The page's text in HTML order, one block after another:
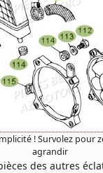
! Survolez pour
agrandir
des autres